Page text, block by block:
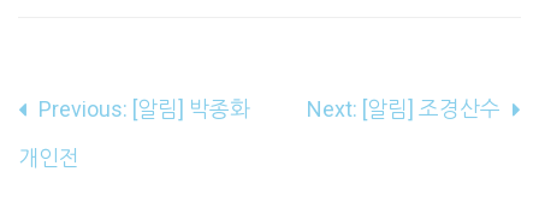
글
내
Previous: [알림] 박종화
개인전
Next: [알림] 조경산수